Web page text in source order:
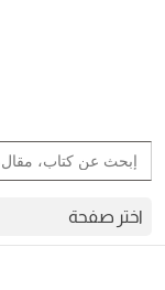
Search
Search Button
اختر صفحة